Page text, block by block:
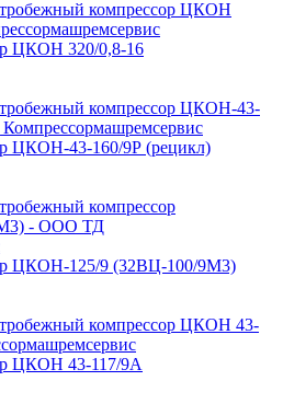
ЦКОН 320/0,8-16
ЦКОН-43-160/9Р (рецикл)
ЦКОН-125/9 (32ВЦ-100/9М3)
ЦКОН 43-117/9А